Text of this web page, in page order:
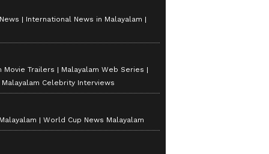
International News in Malayalam
Movie Trailers
Malayalam Web Series
Malayalam Celebrity Interviews
World Cup News Malayalam